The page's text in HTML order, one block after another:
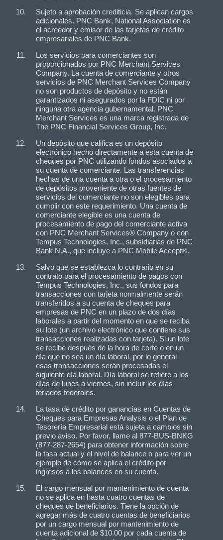
Sujeto a aprobación crediticia. Se aplican cargos
adicionales. PNC Bank, National Association es
el acreedor y emisor de las tarjetas de crédito
empresariales de PNC Bank.
Los servicios para comerciantes son
proporcionados por PNC Merchant Services
Company. La cuenta de comerciante y otros
servicios de PNC Merchant Services Company
no son productos de depósito y no están
garantizados ni asegurados por la FDIC ni por
ninguna otra agencia gubernamental. PNC
Merchant Services es una marca registrada de
The PNC Financial Services Group, Inc.
Un depósito que califica es un depósito
electrónico hecho directamente a esta cuenta de
cheques por PNC utilizando fondos asociados a
su cuenta de comerciante. Las transferencias
hechas de una cuenta a otra o el procesamiento
de depósitos proveniente de otras fuentes de
servicios del comerciante no son elegibles para
cumplir con este requerimiento. Una cuenta de
comerciante elegible es una cuenta de
procesamiento de pago del comerciante activa
con PNC Merchant Services® Company o con
Tempus Technologies, Inc., subsidiarias de PNC
Bank N.A., que incluye a PNC Mobile Accept®.
Salvo que se establezca lo contrario en su
contrato para el procesamiento de pagos con
Tempus Technologies, Inc., sus fondos para
transacciones con tarjeta normalmente serán
transferidos a su cuenta de cheques para
empresas de PNC en un plazo de dos días
laborales a partir del momento en que se reciba
su lote (un archivo electrónico que contiene sus
transacciones realizadas con tarjeta). Si un lote
se recibe después de la hora de corte o en un
día que no sea un día laboral, por lo general
esas transacciones serán procesadas el
siguiente día laboral. Día laboral se refiere a los
días de lunes a viernes, sin incluir los días
feriados federales.
La tasa de crédito por ganancias en Cuentas de
Cheques para Empresas Analysis o el Plan de
Tesorería Empresarial está sujeta a cambios sin
previo aviso. Por favor, llame al 877-BUS-BNKG
(877-287-2654) para obtener información sobre
la tasa actual y el nivel de balance o para ver un
ejemplo de cómo se aplica el crédito por
ingresos a los balances en su cuenta.
El cargo mensual por mantenimiento de cuenta
no se aplica en hasta cuatro cuentas de
cheques de beneficiarios. Tiene la opción de
agregar más de cuatro cuentas de beneficiarios
por un cargo mensual por mantenimiento de
cuenta adicional de $10.00 por cada cuenta de